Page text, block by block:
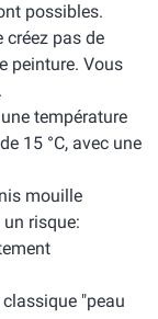
possibles.
créez pas de
peinture. Vous
.
température
15 °C, avec une
mouille
risque:
"peau